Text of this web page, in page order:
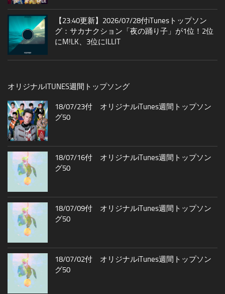
【23:40更新】2026/07/28付iTunesトップソン
グ：サカナクション「夜の踊り子」が1位！2位
にM!LK、3位にILLIT
オリジナルITUNES週間トップソング
18/07/23付 オリジナルiTunes週間トップソン
グ50
18/07/16付 オリジナルiTunes週間トップソン
グ50
18/07/09付 オリジナルiTunes週間トップソン
グ50
18/07/02付 オリジナルiTunes週間トップソン
グ50